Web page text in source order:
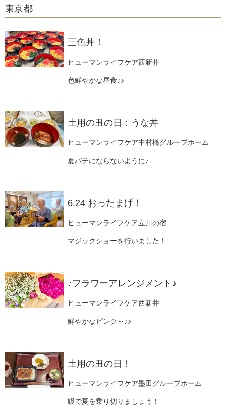
東京都
三色丼！
ヒューマンライフケア西新井
色鮮やかな昼食♪♪
土用の丑の日：うな丼
ヒューマンライフケア中村橋グループホーム
夏バテにならないように♪
6.24 おったまげ！
ヒューマンライフケア立川の宿
マジックショーを行いました！
♪フラワーアレンジメント♪
ヒューマンライフケア西新井
鮮やかなピンク～♪♪
土用の丑の日！
ヒューマンライフケア墨田グループホーム
鰻で夏を乗り切りましょう！